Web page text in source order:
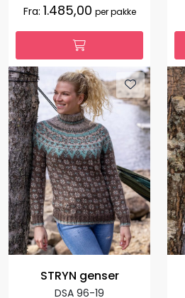
Fra: 1.485,00 per pakke
STRYN genser
DSA 96-19